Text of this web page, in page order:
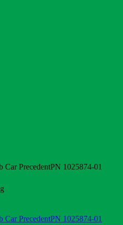
PrecedentPN 1025874-01
PrecedentPN 1025874-01